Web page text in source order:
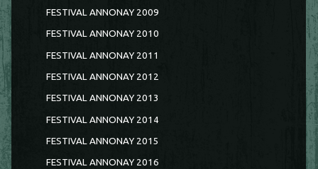
FESTIVAL ANNONAY 2009
FESTIVAL ANNONAY 2010
FESTIVAL ANNONAY 2011
FESTIVAL ANNONAY 2012
FESTIVAL ANNONAY 2013
FESTIVAL ANNONAY 2014
FESTIVAL ANNONAY 2015
FESTIVAL ANNONAY 2016